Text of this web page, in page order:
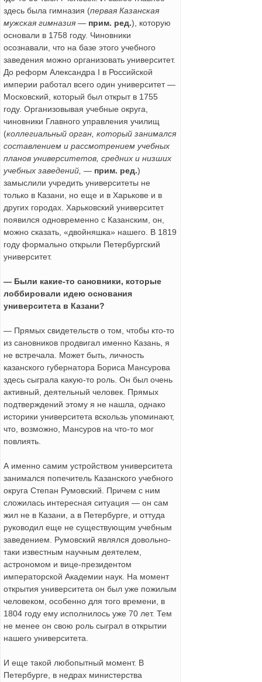
здесь была гимназия (первая Казанская
мужская гимназия — прим. ред.), которую
основали в 1758 году. Чиновники
осознавали, что на базе этого учебного
заведения можно организовать университет.
До реформ Александра I в Российской
империи работал всего один университет —
Московский, который был открыт в 1755
году. Организовывая учебные округа,
чиновники Главного управления училищ
(коллегиальный орган, который занимался
составлением и рассмотрением учебных
планов университетов, средних и низших
учебных заведений, — прим. ред.)
замыслили учредить университеты не
только в Казани, но еще и в Харькове и в
других городах. Харьковский университет
появился одновременно с Казанским, он,
можно сказать, «двойняшка» нашего. В 1819
году формально открыли Петербургский
университет.
— Были какие-то сановники, которые
лоббировали идею основания
университета в Казани?
— Прямых свидетельств о том, чтобы кто-то
из сановников продвигал именно Казань, я
не встречала. Может быть, личность
казанского губернатора Бориса Мансурова
здесь сыграла какую-то роль. Он был очень
активный, деятельный человек. Прямых
подтверждений этому я не нашла, однако
историки университета вскользь упоминают,
что, возможно, Мансуров на что-то мог
повлиять.
А именно самим устройством университета
занимался попечитель Казанского учебного
округа Степан Румовский. Причем с ним
сложилась интересная ситуация — он сам
жил не в Казани, а в Петербурге, и оттуда
руководил еще не существующим учебным
заведением. Румовский являлся довольно-
таки известным научным деятелем,
астрономом и вице-президентом
императорской Академии наук. На момент
открытия университета он был уже пожилым
человеком, особенно для того времени, в
1804 году ему исполнилось уже 70 лет. Тем
не менее он свою роль сыграл в открытии
нашего университета.
И еще такой любопытный момент. В
Петербурге, в недрах министерства